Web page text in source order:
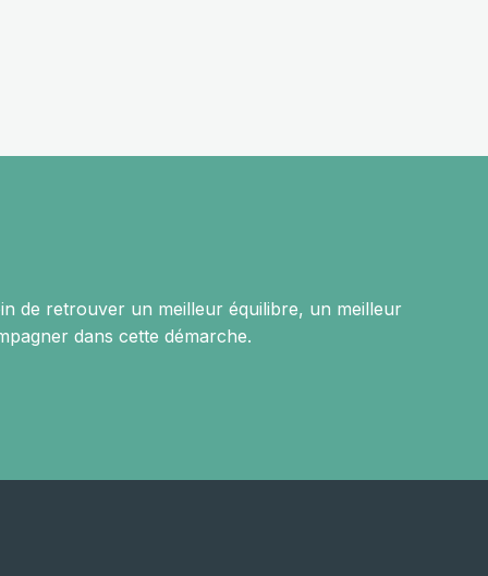
de retrouver un meilleur équilibre, un meilleur
dans cette démarche.